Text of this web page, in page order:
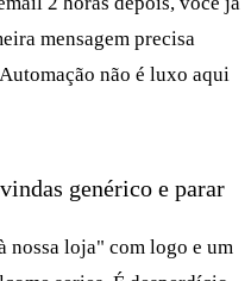
mensagem precisa
não é luxo aqui
genérico e parar
nossa loja" com logo e um